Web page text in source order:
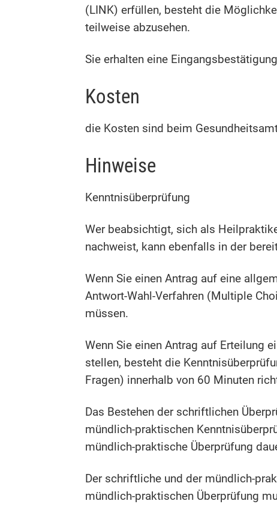
(LINK) erfüllen, besteht die
teilweise abzusehen.
Sie erhalten eine
Kosten
die Kosten sind beim
Hinweise
Kenntnisüberprüfung
Wer beabsichtigt, sich als
nachweist, kann ebenfalls in der
Wenn Sie einen Antrag auf eine
Antwort-Wahl-Verfahren (Multiple
müssen.
Wenn Sie einen Antrag auf Erteilung
stellen, besteht die
Fragen) innerhalb von 60 Minuten
Das Bestehen der schriftlichen
mündlich-praktischen
mündlich-praktische Überprüfung
Der schriftliche und der mündlich-
mündlich-praktischen Überprüfung